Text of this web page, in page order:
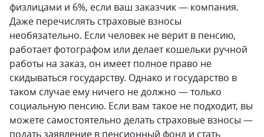
физлицами и 6%, если ваш заказчик — компания.
Даже перечислять страховые взносы
необязательно. Если человек не верит в пенсию,
работает фотографом или делает кошельки ручной
работы на заказ, он имеет полное право не
скидываться государству. Однако и государство в
таком случае ему ничего не должно — только
социальную пенсию. Если вам такое не подходит, вы
можете самостоятельно делать страховые взносы —
подать заявление в пенсионный фонд и стать